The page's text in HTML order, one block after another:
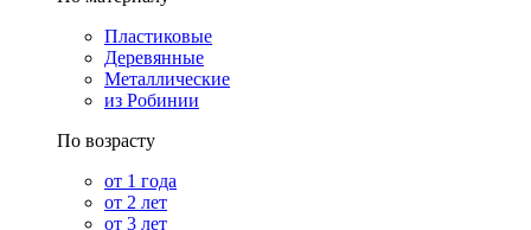
Пластиковые
Деревянные
Металлические
из Робинии
По возрасту
от 1 года
от 2 лет
от 3 лет